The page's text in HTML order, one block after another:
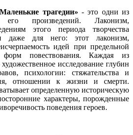
трагедии» - это одни из
произведений. Лаконизм,
этого периода творчества
даже для него: этот лаконизм,
идей при предельной
повествования. Каждая из
исследование глубин
психологии: стяжательства и
отношении к жизни и смерти.
определенную историческую
характеры, порожденные
поведения героев.